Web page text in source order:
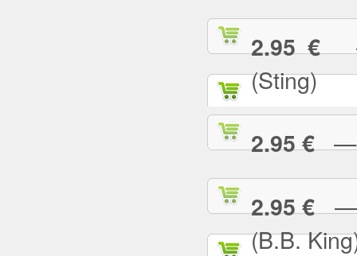
2.95 €—
(Sting)
2.95 €— I
2.95 €— I
(B.B.